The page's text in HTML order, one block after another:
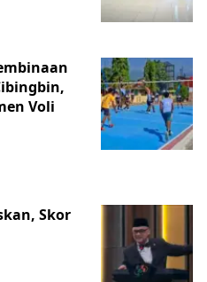
Voli
Skor